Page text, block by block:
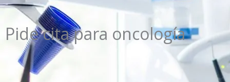
Pide cita para oncología